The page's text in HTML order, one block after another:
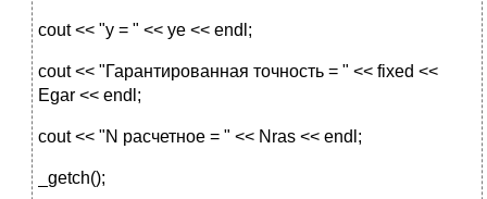
cout << "y = " << ye << endl;
cout << "Гарантированная точность = " << fixed <<
Egar << endl;
cout << "N расчетное = " << Nras << endl;
_getch();